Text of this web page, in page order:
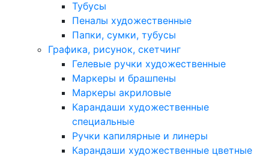
Тубусы
Пеналы художественные
Папки, сумки, тубусы
Графика, рисунок, скетчинг
Гелевые ручки художественные
Маркеры и брашпены
Маркеры акриловые
Карандаши художественные
специальные
Ручки капилярные и линеры
Карандаши художественные цветные